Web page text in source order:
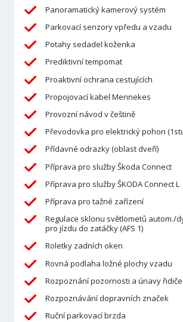
Panoramatický kamerový systém
Parkovací senzory vpředu a vzadu
Potahy sedadel koženka
Prediktivní tempomat
Proaktivní ochrana cestujících
Propojovací kabel Mennekes
Provozní návod v češtině
Převodovka pro elektrický pohon
Přídavné odrazky (oblast dveří)
Příprava pro služby Škoda Connect
Příprava pro služby ŠKODA Connect L
Příprava pro tažné zařízení
Regulace sklonu světlometů autom./
pro jízdu do zatáčky (AFS 1)
Roletky zadních oken
Rovná podlaha ložné plochy vzadu
Rozpoznání pozornosti a únavy řidiče
Rozpoznávání dopravních značek
Ruční parkovací brzda